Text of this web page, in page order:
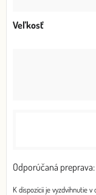
Veľkosť